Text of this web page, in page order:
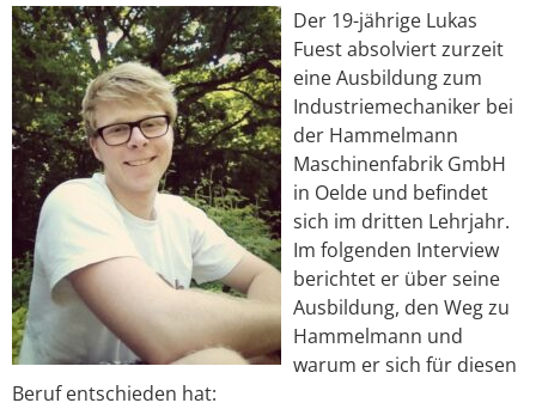
Der 19-jährige Lukas
Fuest absolviert zurzeit
eine Ausbildung zum
Industriemechaniker bei
der Hammelmann
Maschinenfabrik GmbH
in Oelde und befindet
sich im dritten Lehrjahr.
Im folgenden Interview
berichtet er über seine
Ausbildung, den Weg zu
Hammelmann und
warum er sich für diesen
Beruf entschieden hat: